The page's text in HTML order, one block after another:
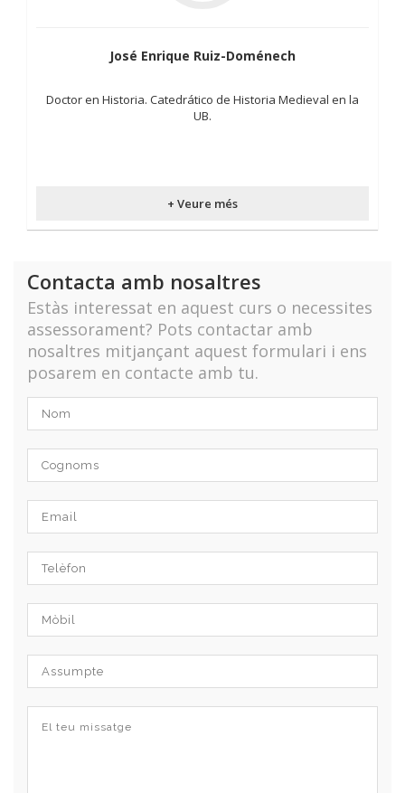
José Enrique Ruiz-Doménech
Doctor en Historia. Catedrático de Historia Medieval en la
UB.
+ Veure més
Contacta amb nosaltres
Estàs interessat en aquest curs o necessites
assessorament? Pots contactar amb
nosaltres mitjançant aquest formulari i ens
posarem en contacte amb tu.